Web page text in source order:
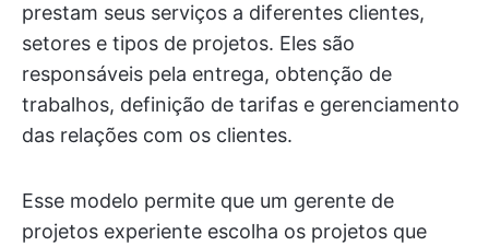
prestam seus serviços a diferentes clientes,
setores e tipos de projetos. Eles são
responsáveis pela entrega, obtenção de
trabalhos, definição de tarifas e gerenciamento
das relações com os clientes.
Esse modelo permite que um gerente de
projetos experiente escolha os projetos que